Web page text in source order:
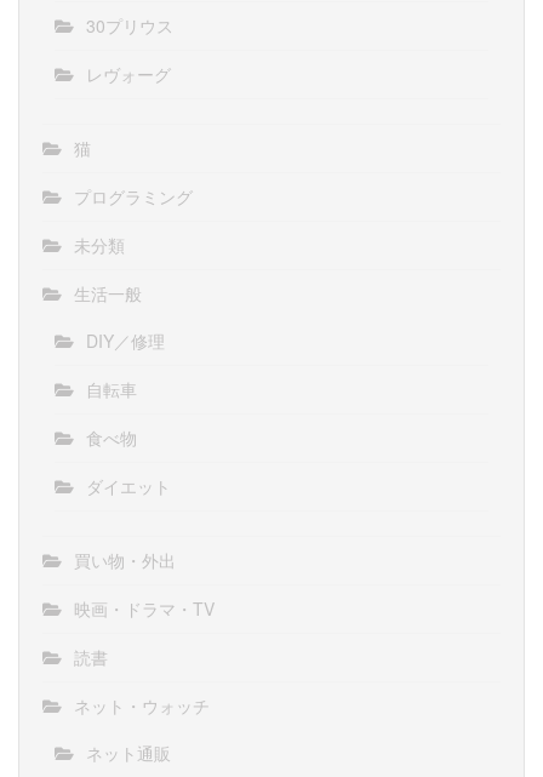
30プリウス
レヴォーグ
猫
プログラミング
未分類
生活一般
DIY／修理
自転車
食べ物
ダイエット
買い物・外出
映画・ドラマ・TV
読書
ネット・ウォッチ
ネット通販